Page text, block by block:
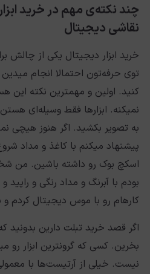
چند نکته‌ی مهم در خرید
نقاشی دیجیتال
خرید ابزار دیجیتال یکی از چالش
توی حرفه‌تون احتمالا انجام
کنید. اولین و مهمترین نکته این
نمیکنه. ابزارها فقط وسیله‌ای
به تصویر بکشید. اگر هنوز هیچی
پیشنهاد میکنم با کاغذ و مداد
اسکچ بوک رو داشته باشین. من
بودم با آبرنگ و مداد رنگی و
کارهام رو با موس دیجیتال کردم
اگر قصد خرید تبلت دارین بدونید
بخرین. کسی که گرونترین ابزار رو
نیست. خیلی از آرتیست‌ها با